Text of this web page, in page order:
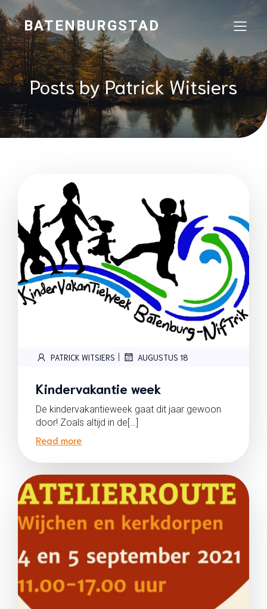
BATENBURGSTAD
Posts byPatrick Witsiers
PATRICK WITSIERS | AUGUSTUS 18
Kindervakantie week
De kindervakantieweek gaat dit jaar gewoon
door! Zoals altijd in de[…]
Read more